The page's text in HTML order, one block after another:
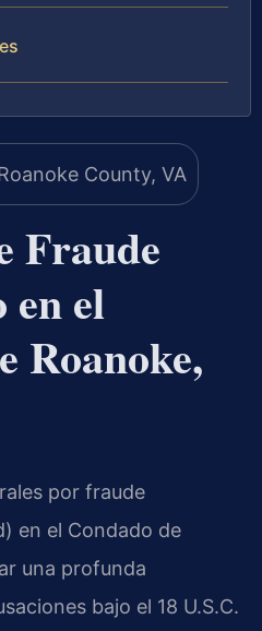
Fraude
el
Roanoke,
por fraude
en el Condado de
una profunda
bajo el 18 U.S.C.